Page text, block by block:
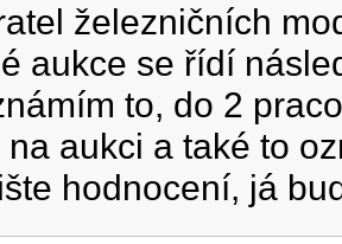
železničních
aukce se řídí
to, do 2
aukci a také to
hodnocení, já